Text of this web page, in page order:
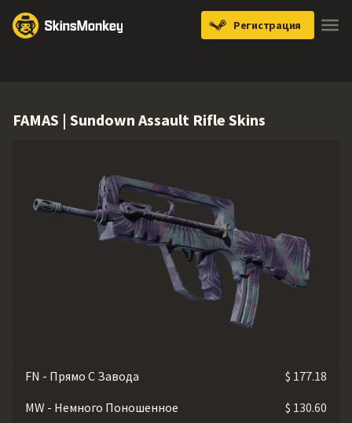
Регистрация
FAMAS | Sundown Assault Rifle Skins
FN - Прямо С Завода
$ 177.18
MW - Немного Поношенное
$ 130.60